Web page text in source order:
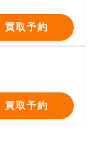
買取予約
買取予約